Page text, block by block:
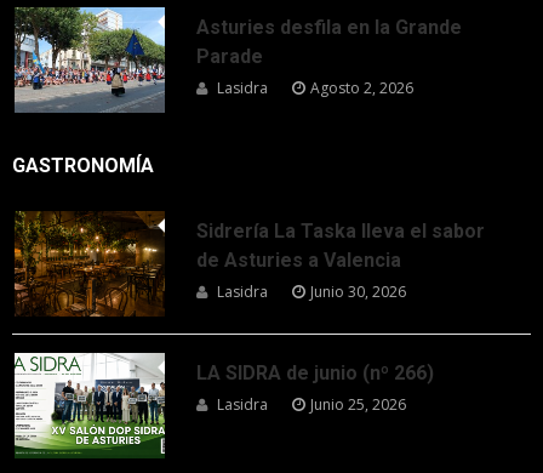
Asturies desfila en la Grande
Parade
Lasidra Agosto 2, 2026
GASTRONOMÍA
Sidrería La Taska lleva el sabor
de Asturies a Valencia
Lasidra Junio 30, 2026
LA SIDRA de junio (nº 266)
Lasidra Junio 25, 2026